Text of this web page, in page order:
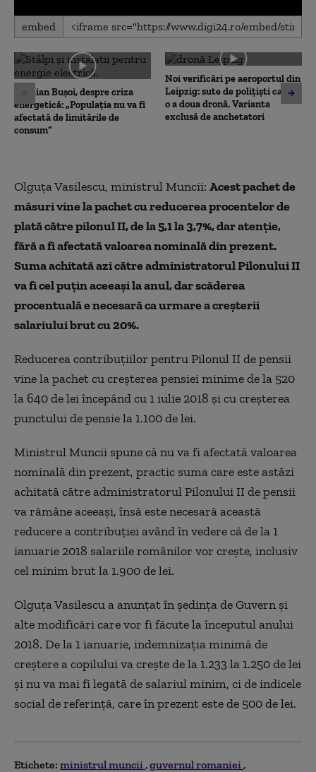
0
seconds
0
seconds
embed
Cristian Bușoi, despre criza
energetică: „Populația nu va fi
afectată de limitările de
consum”
Noi verificări pe aeroportul din
Leipzig: sute de polițiști caută
o a doua dronă. Varianta
exclusă de anchetatori
Olguța Vasilescu, ministrul Muncii: Acest pachet de
măsuri vine la pachet cu reducerea procentelor de
plată către pilonul II, de la 5,1 la 3,7%, dar atenție,
fără a fi afectată valoarea nominală din prezent.
Suma achitată azi către administratorul Pilonului II
va fi cel puțin aceeași la anul, dar scăderea
procentuală e necesară ca urmare a creșterii
salariului brut cu 20%.
Reducerea contribuțiilor pentru Pilonul II de pensii
vine la pachet cu creșterea pensiei minime de la 520
la 640 de lei începând cu 1 iulie 2018 și cu creșterea
punctului de pensie la 1.100 de lei.
Ministrul Muncii spune că nu va fi afectată valoarea
nominală din prezent, practic suma care este astăzi
achitată către administratorul Pilonului II de pensii
va rămâne aceeași, însă este necesară această
reducere a contribuției având în vedere că de la 1
ianuarie 2018 salariile românilor vor crește, inclusiv
cel minim brut la 1.900 de lei.
Olguța Vasilescu a anunțat în ședința de Guvern și
alte modificări care vor fi făcute la începutul anului
2018. De la 1 ianuarie, indemnizația minimă de
creștere a copilului va crește de la 1.233 la 1.250 de lei
și nu va mai fi legată de salariul minim, ci de indicele
social de referință, care în prezent este de 500 de lei.
Etichete: ministrul muncii guvernul romaniei